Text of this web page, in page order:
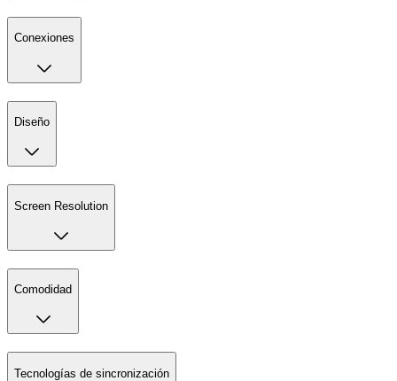
Conexiones
Diseño
Screen Resolution
Comodidad
Tecnologías de sincronización